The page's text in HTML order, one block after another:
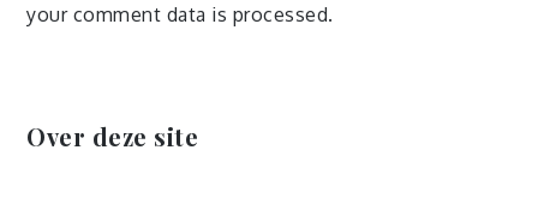
your comment data is processed.
Over deze site